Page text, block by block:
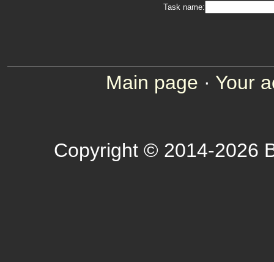
Task name:
Main page · Your
Copyright © 2014-2026